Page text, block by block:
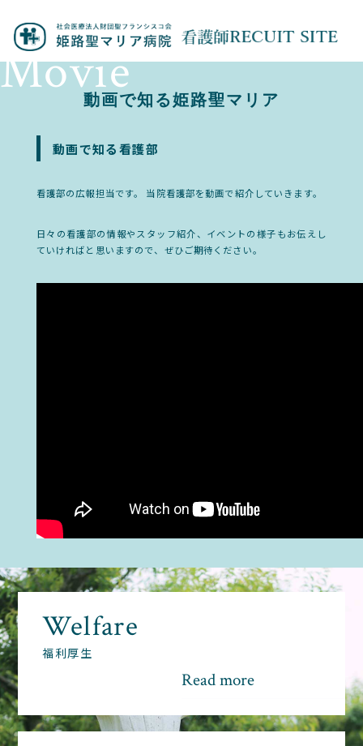
Movie動画で知る姫路聖マリア
動画で知る看護部
看護部の広報担当です。 当院看護部を動画で紹介していきます。
日々の看護部の情報やスタッフ紹介、イベントの様子もお伝えし
ていければと思いますので、ぜひご期待ください。
Welfare
福利厚生
Read more